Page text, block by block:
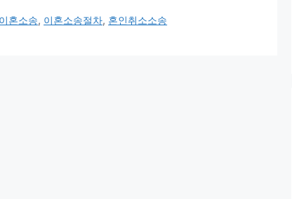
혼소송, 이혼소송절차, 혼인취소소송